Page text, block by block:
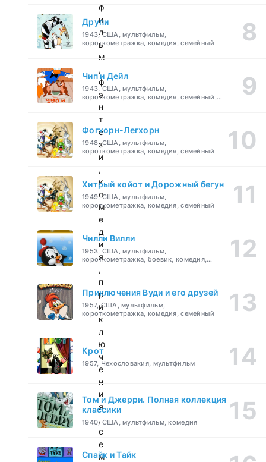
ф
и
л
ь
м
,
ф
э
н
т
е
з
и
,
к
о
м
е
д
и
я
,
п
р
и
к
л
ю
ч
е
н
и
я
,
с
е
м
Друпи
1943, США, мультфильм,
короткометражка, комедия, семейный
Чип и Дейл
1943, США, мультфильм,
короткометражка, комедия, семейный,
детский
Фогхорн-Легхорн
1948, США, мультфильм,
короткометражка, комедия, семейный
Хитрый койот и Дорожный бегун
1949, США, мультфильм,
короткометражка, комедия, семейный
Чилли Вилли
1953, США, мультфильм,
короткометражка, боевик, комедия,
Приключения Вуди и его друзей
1957, США, мультфильм,
короткометражка, комедия, семейный
Крот
1957, Чехословакия, мультфильм
Том и Джерри. Полная коллекция
классики
1940, США, мультфильм, комедия
Спайк и Тайк